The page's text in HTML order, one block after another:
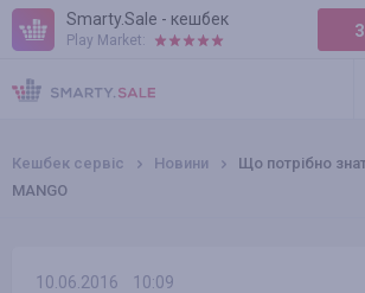
Smarty.Sale - кешбек
Play Market:
ПРАВИЛА
ПЛАГІНИ
Кешбек сервіс Новини
Що потрібно
MANGO
10.06.2016 10:09